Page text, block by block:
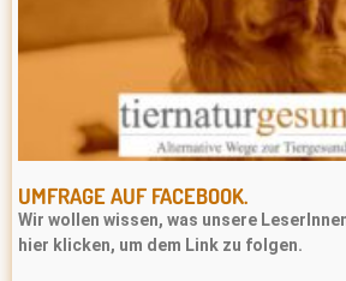
UMFRAGE AUF FACEBOOK.
Wir wollen wissen, was unsere
hier klicken, um dem Link zu folgen.